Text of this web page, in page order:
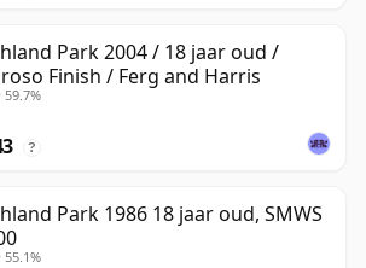
Park 2004 / 18 jaar oud /
Finish / Ferg and Harris
59.7%
?
Park 1986 18 jaar oud, SMWS
55.1%